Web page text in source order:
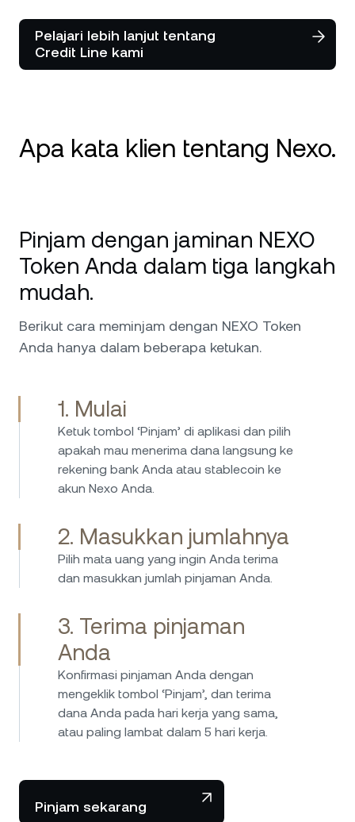
Pelajari lebih lanjut tentang
Credit Line kami
Apa kata klien tentang Nexo.
kripto. Layanannya luar biasa dan selalu
tersedia untuk setiap masalah dan permintaan
yang pernah saya ajukan. Saya sangat
merekomendasikannya, terutama keamanan
belakang Nexo yang membuat saya merasa
lebih aman mempercayakan investasi saya di
Saya berinvestasi di Nexo sejak tahun 2017
dan menggunakan platform ini sejak saat itu
tanpa masalah apa pun. Proses meminjam
tidak bertele-tele, cepat, dan mudah,
sementara suku bunga produk tabungan
dan aman untuk mengelola aset kripto dan
menghasilkan pendapatan pasif. Saya sangat
merekomendasikan Nexo – platformnya ramah
pengguna dan andal, juga unggul berkat
Perusahaan hebat yang jelas berbeda dari
para pesaingnya.
Saya menggunakan Nexo selama bertahun-
tahun, dan saya sangat terkesan dengan
layanan mereka. Platformnya ramah
pengguna, sehingga pemula pun bisa
menggunakannya tanpa kesulitan. Suku
bunga untuk fitur meminjam dan menghasilkan
itu, prosedur keamanannya memberi saya
ketenangan karena tahu aset saya aman.
Pinjam dengan jaminan NEXO
Token Anda dalam tiga langkah
mudah.
Berikut cara meminjam dengan NEXO Token
Anda hanya dalam beberapa ketukan.
1. Mulai
Ketuk tombol ‘Pinjam’ di aplikasi dan pilih
apakah mau menerima dana langsung ke
rekening bank Anda atau stablecoin ke
akun Nexo Anda.
2. Masukkan jumlahnya
Pilih mata uang yang ingin Anda terima
dan masukkan jumlah pinjaman Anda.
3. Terima pinjaman
Anda
Konfirmasi pinjaman Anda dengan
mengeklik tombol ‘Pinjam’, dan terima
dana Anda pada hari kerja yang sama,
atau paling lambat dalam 5 hari kerja.
Pinjam sekarang